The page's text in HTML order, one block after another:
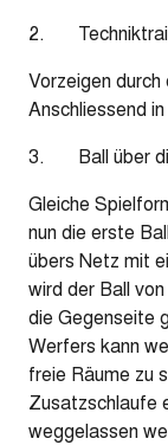
2.
Vorzeigen
Anschliessend
3. Ball über
Gleiche
nun die erste
übers Netz mit
wird der Ball
die Gegenseite
Werfers kann
freie Räume zu
Zusatzschlaufe
weggelassen